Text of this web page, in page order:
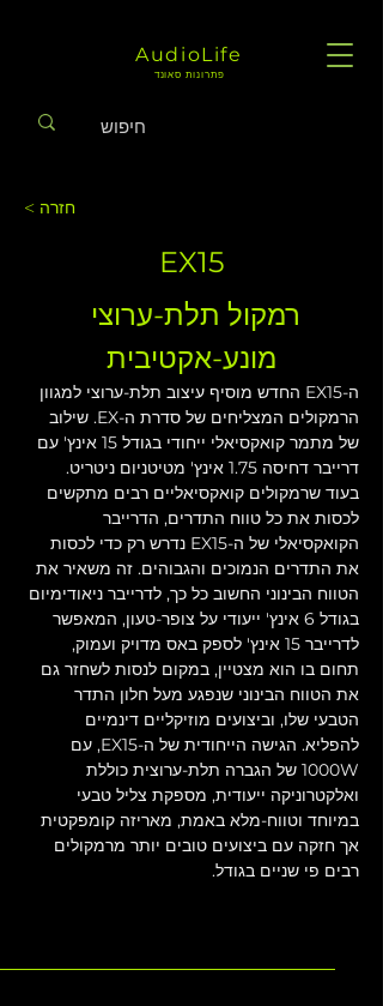
AudioLife
פתרונות סאונד
< חזרה
EX15
רמקול תלת-ערוצי
מונע-אקטיבית
ה-EX15 החדש מוסיף עיצוב תלת-ערוצי למגוון
הרמקולים המצליחים של סדרת ה-EX. שילוב
של מתמר קואקסיאלי ייחודי בגודל 15 אינץ' עם
דרייבר דחיסה 1.75 אינץ' מטיטניום ניטריט.
בעוד שרמקולים קואקסיאליים רבים מתקשים
לכסות את כל טווח התדרים, הדרייבר
הקואקסיאלי של ה-EX15 נדרש רק כדי לכסות
את התדרים הנמוכים והגבוהים. זה משאיר את
הטווח הבינוני החשוב כל כך, לדרייבר ניאודימיום
בגודל 6 אינץ' ייעודי על צופר-טעון, המאפשר
לדרייבר 15 אינץ' לספק באס מדויק ועמוק,
תחום בו הוא מצטיין, במקום לנסות לשחזר גם
את הטווח הבינוני שנפגע מעל חלון התדר
הטבעי שלו, וביצועים מוזיקליים דינמיים
להפליא. הגישה הייחודית של ה-EX15, עם
1000W של הגברה תלת-ערוצית כוללת
ואלקטרוניקה ייעודית, מספקת צליל טבעי
במיוחד וטווח-מלא באמת, מאריזה קומפקטית
אך חזקה עם ביצועים טובים יותר מרמקולים
רבים פי שניים בגודל.